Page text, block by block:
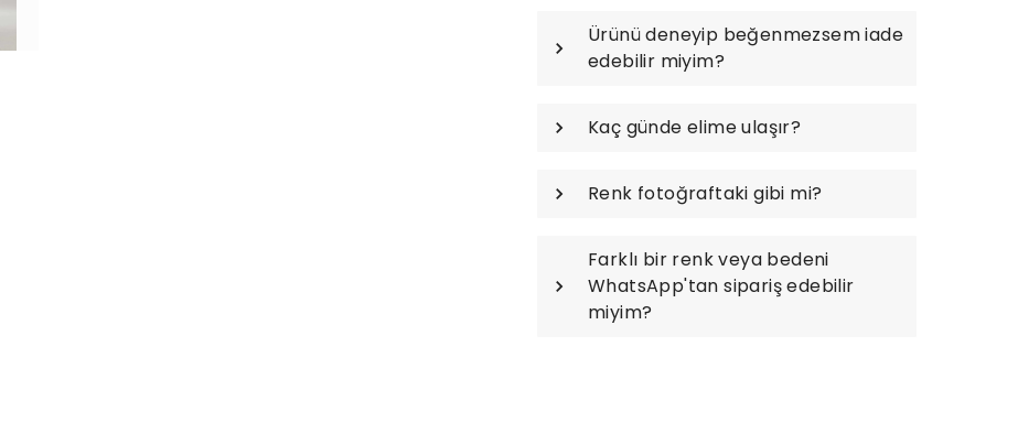
Ürünü deneyip beğenmezsem iade
edebilir miyim?
Kaç günde elime ulaşır?
Renk fotoğraftaki gibi mi?
Farklı bir renk veya bedeni
WhatsApp'tan sipariş edebilir
miyim?